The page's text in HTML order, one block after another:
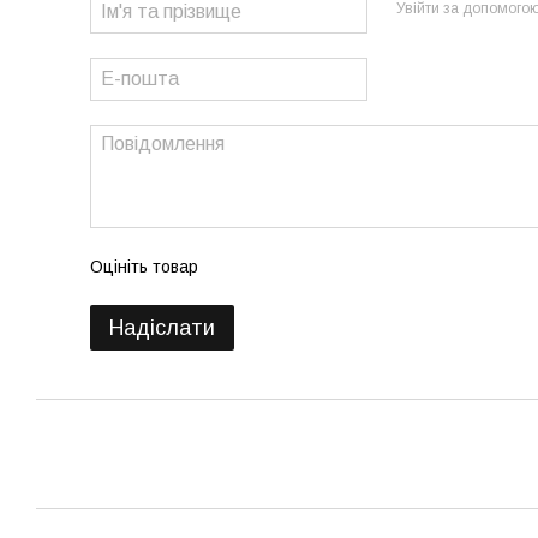
Увійти за
Оцініть товар
Надіслати